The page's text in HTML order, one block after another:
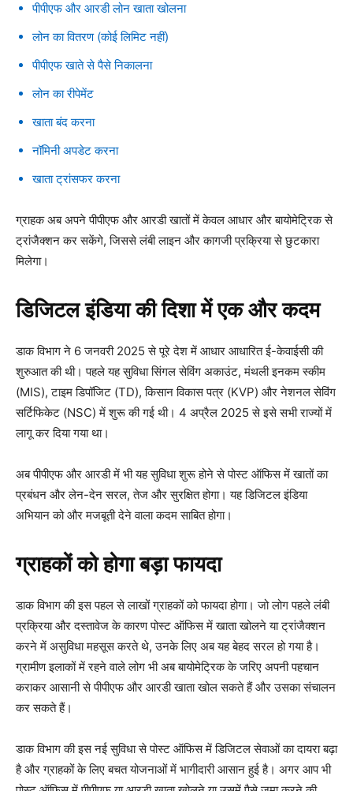
पीपीएफ और आरडी लोन खाता खोलना
लोन का वितरण (कोई लिमिट नहीं)
पीपीएफ खाते से पैसे निकालना
लोन का रीपेमेंट
खाता बंद करना
नॉमिनी अपडेट करना
खाता ट्रांसफर करना
ग्राहक अब अपने पीपीएफ और आरडी खातों में केवल आधार और बायोमेट्रिक से
ट्रांजैक्शन कर सकेंगे, जिससे लंबी लाइन और कागजी प्रक्रिया से छुटकारा
मिलेगा।
डिजिटल इंडिया की दिशा में एक और कदम
डाक विभाग ने 6 जनवरी 2025 से पूरे देश में आधार आधारित ई-केवाईसी की
शुरुआत की थी। पहले यह सुविधा सिंगल सेविंग अकाउंट, मंथली इनकम स्कीम
(MIS), टाइम डिपॉजिट (TD), किसान विकास पत्र (KVP) और नेशनल सेविंग
सर्टिफिकेट (NSC) में शुरू की गई थी। 4 अप्रैल 2025 से इसे सभी राज्यों में
लागू कर दिया गया था।
अब पीपीएफ और आरडी में भी यह सुविधा शुरू होने से पोस्ट ऑफिस में खातों का
प्रबंधन और लेन-देन सरल, तेज और सुरक्षित होगा। यह डिजिटल इंडिया
अभियान को और मजबूती देने वाला कदम साबित होगा।
ग्राहकों को होगा बड़ा फायदा
डाक विभाग की इस पहल से लाखों ग्राहकों को फायदा होगा। जो लोग पहले लंबी
प्रक्रिया और दस्तावेज के कारण पोस्ट ऑफिस में खाता खोलने या ट्रांजैक्शन
करने में असुविधा महसूस करते थे, उनके लिए अब यह बेहद सरल हो गया है।
ग्रामीण इलाकों में रहने वाले लोग भी अब बायोमेट्रिक के जरिए अपनी पहचान
कराकर आसानी से पीपीएफ और आरडी खाता खोल सकते हैं और उसका संचालन
कर सकते हैं।
डाक विभाग की इस नई सुविधा से पोस्ट ऑफिस में डिजिटल सेवाओं का दायरा बढ़ा
है और ग्राहकों के लिए बचत योजनाओं में भागीदारी आसान हुई है। अगर आप भी